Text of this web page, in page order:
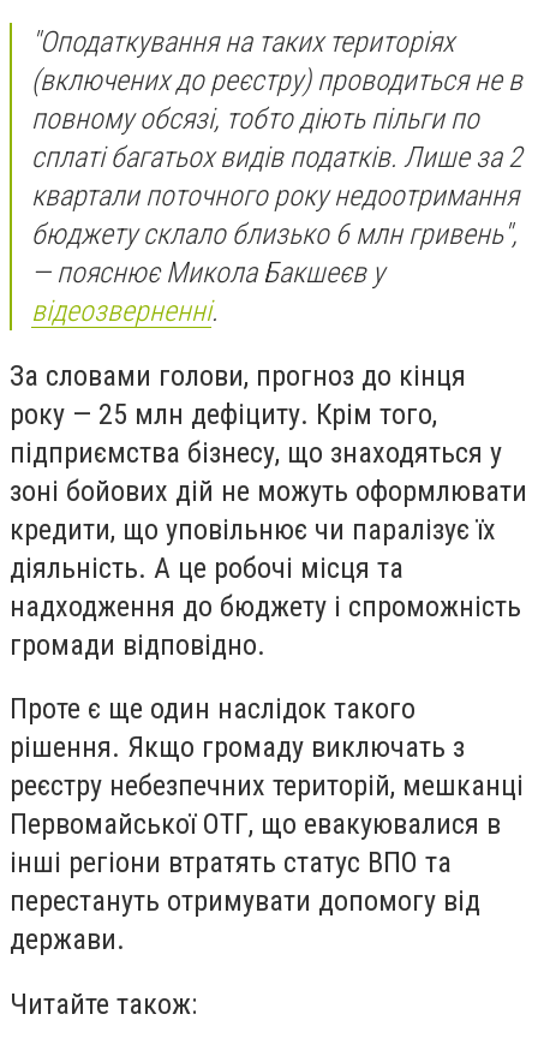
"Оподаткування на таких територіях
(включених до реєстру) проводиться не в
повному обсязі, тобто діють пільги по
сплаті багатьох видів податків. Лише за 2
квартали поточного року недоотримання
бюджету склало близько 6 млн гривень",
—пояснює Микола Бакшеєв у
відеозверненні.
За словами голови, прогноз до кінця
року — 25 млн дефіциту. Крім того,
підприємства бізнесу, що знаходяться у
зоні бойових дій не можуть оформлювати
кредити, що уповільнює чи паралізує їх
діяльність. А це робочі місця та
надходження до бюджету і спроможність
громади відповідно.
Проте є ще один наслідок такого
рішення. Якщо громаду виключать з
реєстру небезпечних територій, мешканці
Первомайської ОТГ, що евакуювалися в
інші регіони втратять статус ВПО та
перестануть отримувати допомогу від
держави.
Читайте також: